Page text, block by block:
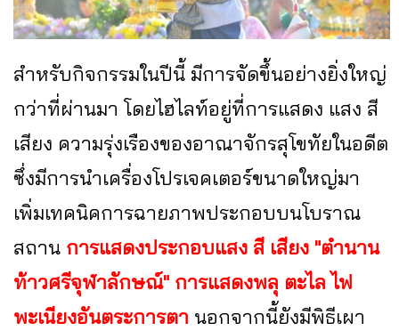
สำหรับกิจกรรมในปีนี้ มีการจัดขึ้นอย่างยิ่งใหญ่
กว่าที่ผ่านมา โดยไฮไลท์อยู่ที่การแสดง แสง สี
เสียง ความรุ่งเรืองของอาณาจักรสุโขทัยในอดีต
ซึ่งมีการนำเครื่องโปรเจคเตอร์ขนาดใหญ่มา
เพิ่มเทคนิคการฉายภาพประกอบบนโบราณ
สถาน การแสดงประกอบแสง สี เสียง "ตำนาน
ท้าวศรีจุฬาลักษณ์" การแสดงพลุ ตะไล ไฟ
พะเนียงอันตระการตา นอกจากนี้ยังมีพิธีเผา